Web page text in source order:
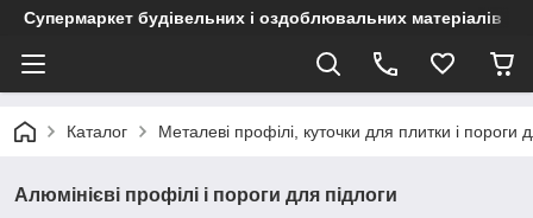
Супермаркет будівельних і оздоблювальних матеріалів
Каталог Металеві профілі, куточки для плитки і пороги
Алюмінієві профілі і пороги для підлоги